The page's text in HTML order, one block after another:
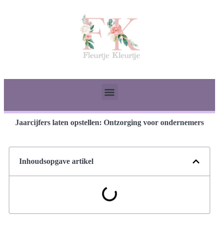
Jaarcijfers laten opstellen: Ontzorging voor ondernemers
Inhoudsopgave artikel